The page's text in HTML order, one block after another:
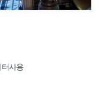
터사용